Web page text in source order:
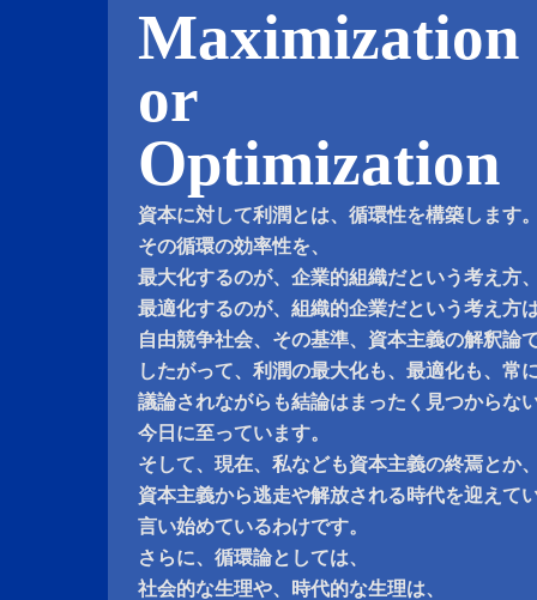
Maximization
or
Optimization
資本に対して利潤とは、循環性を構築します
その循環の効率性を、
最大化するのが、企業的組織だという考え方
最適化するのが、組織的企業だという考え方
自由競争社会、その基準、資本主義の解釈論
したがって、利潤の最大化も、最適化も、常
議論されながらも結論はまったく見つからな
今日に至っています。
そして、現在、私なども資本主義の終焉とか
資本主義から逃走や解放される時代を迎えて
言い始めているわけです。
さらに、循環論としては、
社会的な生理や、時代的な生理は、